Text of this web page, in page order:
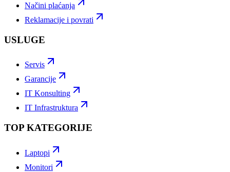
Načini plaćanja
Reklamacije i povrati
USLUGE
Servis
Garancije
IT Konsulting
IT Infrastruktura
TOP KATEGORIJE
Laptopi
Monitori